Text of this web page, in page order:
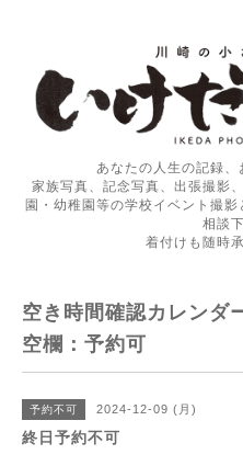
あなたの人生の記録、
家族写真、記念写真、出張撮影
園・幼稚園等の学校イベント撮
相談
着付けも随時
空き時間確認カレン
空欄：予約可
予約不可 2024-12-09 (月)
終日予約不可